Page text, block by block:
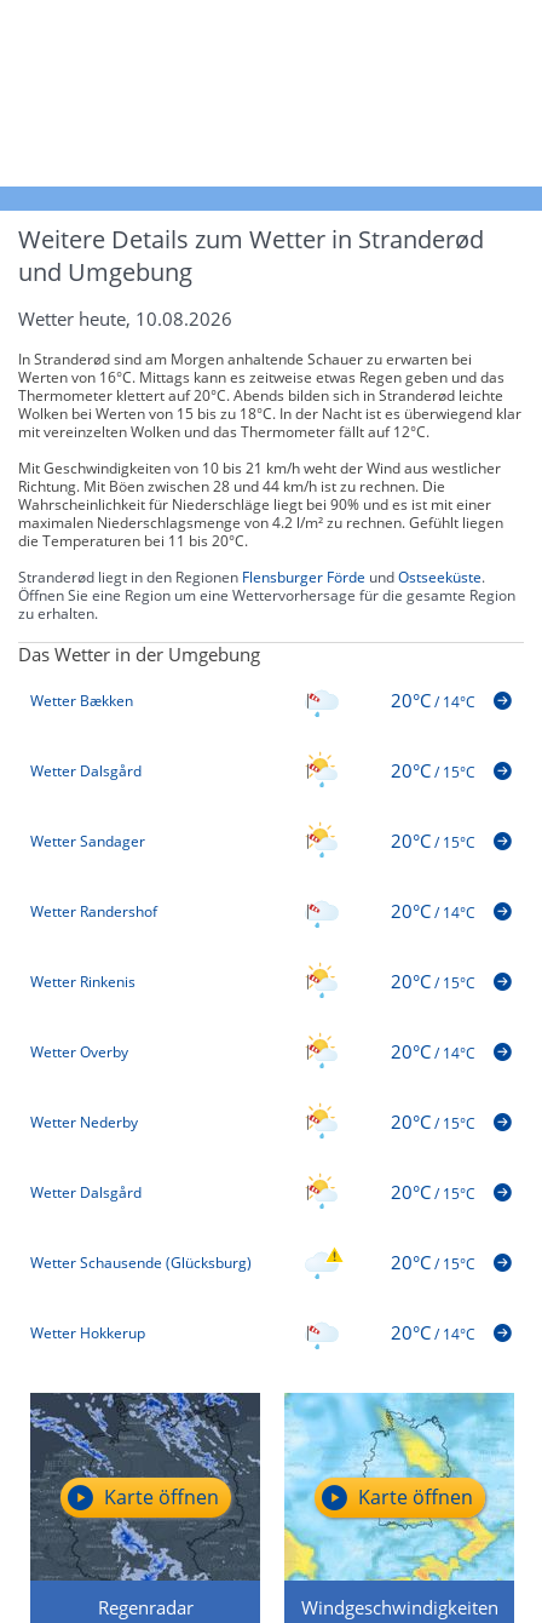
Weitere Details zum Wetter in Stranderød
und Umgebung
Wetter heute, 10.08.2026
In Stranderød sind am Morgen anhaltende Schauer zu erwarten bei
Werten von 16°C. Mittags kann es zeitweise etwas Regen geben und das
Thermometer klettert auf 20°C. Abends bilden sich in Stranderød leichte
Wolken bei Werten von 15 bis zu 18°C. In der Nacht ist es überwiegend klar
mit vereinzelten Wolken und das Thermometer fällt auf 12°C.
Mit Geschwindigkeiten von 10 bis 21 km/h weht der Wind aus westlicher
Richtung. Mit Böen zwischen 28 und 44 km/h ist zu rechnen. Die
Wahrscheinlichkeit für Niederschläge liegt bei 90% und es ist mit einer
maximalen Niederschlagsmenge von 4.2 l/m² zu rechnen. Gefühlt liegen
die Temperaturen bei 11 bis 20°C.
Stranderød liegt in den Regionen Flensburger Förde undOstseeküste.
Öffnen Sie eine Region um eine Wettervorhersage für die gesamte Region
zu erhalten.
Das Wetter in der Umgebung
Wetter Bækken 20°C/14°C
Wetter Dalsgård 20°C/15°C
Wetter Sandager 20°C/15°C
Wetter Randershof 20°C/14°C
Wetter Rinkenis 20°C/15°C
Wetter Overby 20°C/14°C
Wetter Nederby 20°C/15°C
Wetter Dalsgård 20°C/15°C
Wetter Schausende (Glücksburg) 20°C/15°C
Wetter Hokkerup 20°C/14°C
Regenradar
Karte öffnen
Windgeschwindigkeiten
Karte öffnen